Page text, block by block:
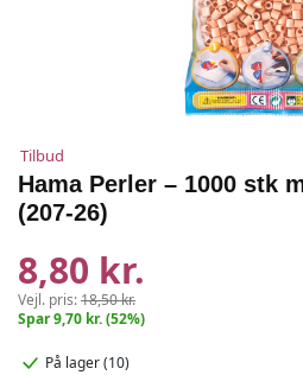
Tilbud
Hama Perler – 1000 stk
(207-26)
8,80 kr.
Vejl. pris:18,50 kr.
Spar 9,70 kr. (52%)
På lager (10)